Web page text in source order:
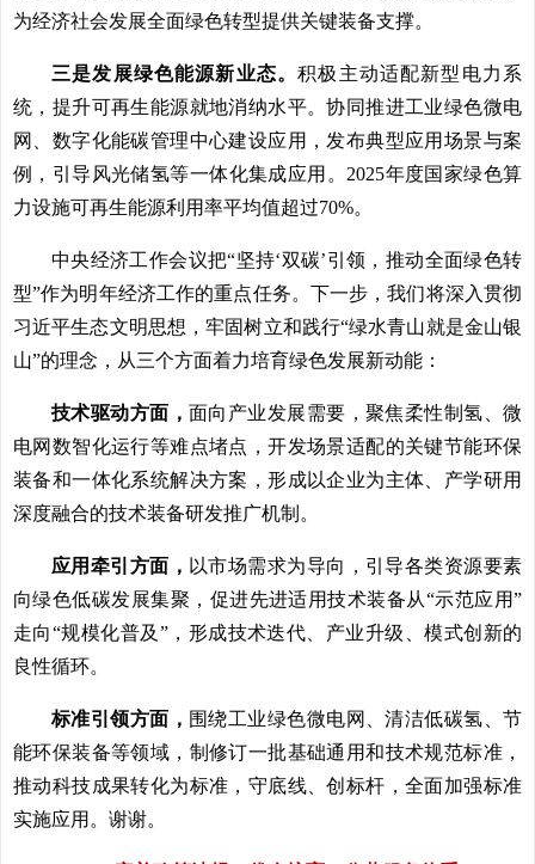
为经济社会发展全面绿色转型提供关键装备支撑。
三是发展绿色能源新业态。积极主动适配新型电力系
统，提升可再生能源就地消纳水平。协同推进工业绿色微电
网、数字化能碳管理中心建设应用，发布典型应用场景与案
例，引导风光储氢等一体化集成应用。2025年度国家绿色算
力设施可再生能源利用率平均值超过70%。
中央经济工作会议把“坚持‘双碳’引领，推动全面绿色转
型”作为明年经济工作的重点任务。下一步，我们将深入贯彻
习近平生态文明思想，牢固树立和践行“绿水青山就是金山银
山”的理念，从三个方面着力培育绿色发展新动能：
技术驱动方面，面向产业发展需要，聚焦柔性制氢、微
电网数智化运行等难点堵点，开发场景适配的关键节能环保
装备和一体化系统解决方案，形成以企业为主体、产学研用
深度融合的技术装备研发推广机制。
应用牵引方面， 以市场需求为导向，引导各类资源要素
向绿色低碳发展集聚，促进先进适用技术装备从“示范应用”
走向“规模化普及”，形成技术迭代、产业升级、模式创新的
良性循环。
标准引领方面， 围绕工业绿色微电网、清洁低碳氢、节
能环保装备等领域，制修订一批基础通用和技术规范标准，
推动科技成果转化为标准，守底线、创标杆，全面加强标准
实施应用。谢谢。